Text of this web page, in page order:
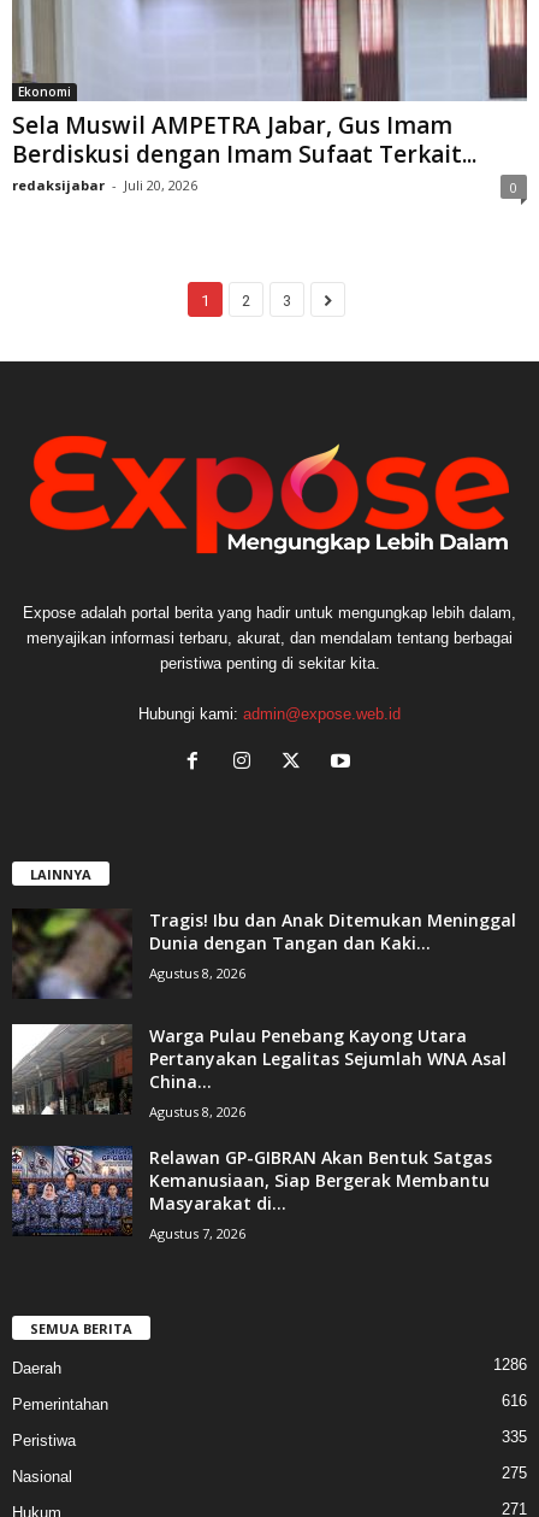
Ekonomi
Sela Muswil AMPETRA Jabar, Gus Imam
Berdiskusi dengan Imam Sufaat Terkait...
redaksijabar - Juli 20, 2026 0
1 2 3
Expose adalah portal berita yang hadir untuk mengungkap lebih dalam,
menyajikan informasi terbaru, akurat, dan mendalam tentang berbagai
peristiwa penting di sekitar kita.
Hubungi kami: admin@expose.web.id
LAINNYA
Tragis! Ibu dan Anak Ditemukan Meninggal
Dunia dengan Tangan dan Kaki...
Agustus 8, 2026
Warga Pulau Penebang Kayong Utara
Pertanyakan Legalitas Sejumlah WNA Asal
China...
Agustus 8, 2026
Relawan GP-GIBRAN Akan Bentuk Satgas
Kemanusiaan, Siap Bergerak Membantu
Masyarakat di...
Agustus 7, 2026
SEMUA BERITA
Daerah 1286
Pemerintahan 616
Peristiwa 335
Nasional 275
Hukum 271